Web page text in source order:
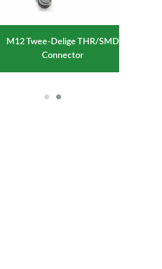
M12 Twee-Delige THR/SMD
Connector